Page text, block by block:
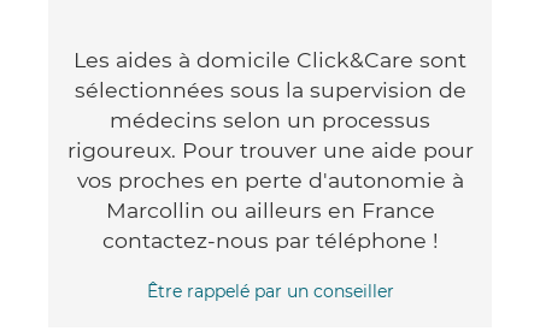
Les aides à domicile Click&Care sont
sélectionnées sous la supervision de
médecins selon un processus
rigoureux. Pour trouver une aide pour
vos proches en perte d'autonomie à
Marcollin ou ailleurs en France
contactez-nous par téléphone !
Être rappelé par un conseiller